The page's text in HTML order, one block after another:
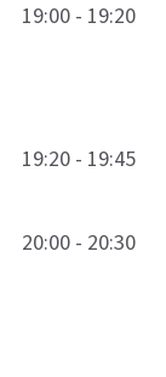
19:00 - 19:20
19:20 - 19:45
20:00 - 20:30